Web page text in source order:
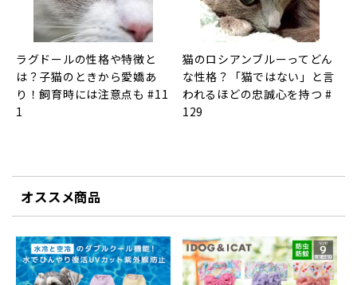
ラグドールの性格や特徴と
は？子猫のときから愛嬌あ
り！飼育時には注意点も #11
1
猫のロシアンブルーってどん
な性格？「猫ではない」と言
われるほどの忠誠心を持つ #
129
オススメ商品